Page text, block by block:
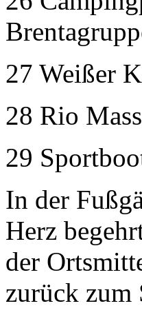
27 Weißer
28 Rio
29
In der
Herz
der
zurück zum